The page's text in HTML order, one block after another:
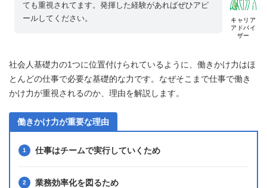
キャリア
アドバイ
ザー
ても重視されてます。発揮した経験があればぜひアピ
ールしてください。
社会人基礎力の1つに位置付けられているように、働きかけ力はほ
とんどの仕事で必要な基礎的な力です。なぜそこまで仕事で働き
かけ力が重視されるのか、理由を解説します。
働きかけ力が重要な理由
仕事はチームで実行していくため
業務効率化を図るため